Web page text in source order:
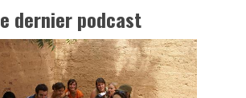
dernier podcast